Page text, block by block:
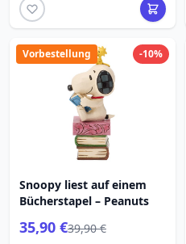
-10%
Vorbestellung
Snoopy liest auf einem
Bücherstapel – Peanuts
35,90 €39,90 €